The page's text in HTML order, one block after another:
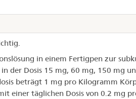
in einem Fertigpen zur
der Dosis 15 mg, 60 mg, 150 mg
beträgt 1 mg pro Kilogramm
einer täglichen Dosis von 0.2 mg